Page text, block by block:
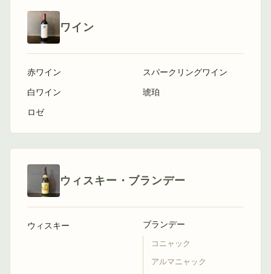
ワイン
赤ワイン
白ワイン
ロゼ
スパークリングワイン
琥珀
ウィスキー・ブランデー
ウィスキー ブランデー
コニャック
アルマニャック